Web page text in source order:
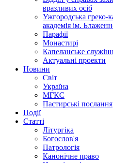
вразливих осіб
Ужгородська греко-
академія ім.
Парафії
Монастирі
Капеланське
Актуальні проекти
Новини
Світ
Україна
МГКЄ
Пастирські послання
Події
Статті
Літургіка
Богослов'я
Патрологія
Канонічне право